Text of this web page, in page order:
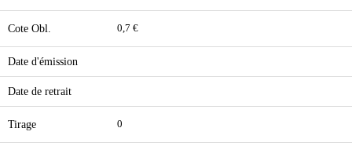
Cote Obl. 0,7 €
Date d'émission
Date de retrait
Tirage 0